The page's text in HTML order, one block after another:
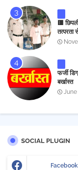
🟥
तत्परता
फर्जी
बर्खास्त
June
SOCIAL PLUGIN
Facebook